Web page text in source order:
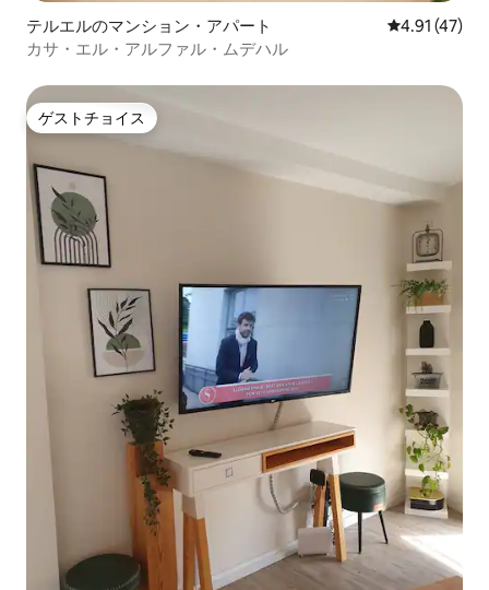
テルエルのマンション・アパート レビュー47
4.91 (47)
カサ・エル・アルファル・ムデハル
ゲストチョイス
ゲストチョイス